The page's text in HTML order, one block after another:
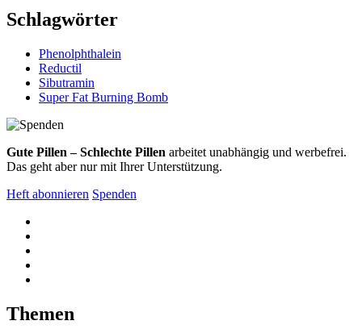
Schlagwörter
Phenolphthalein
Reductil
Sibutramin
Super Fat Burning Bomb
Gute Pillen – Schlechte Pillen arbeitet unabhängig und werbefrei.
Das geht aber nur mit Ihrer Unterstützung.
Heft abonnieren Spenden
Themen